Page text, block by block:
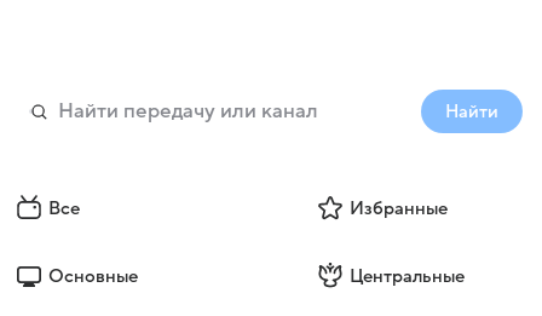
Найти
Все Избранные
Основные Центральные